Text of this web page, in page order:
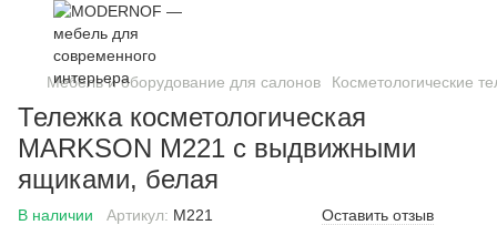
Мебель и оборудование для салонов Косметологические
Тележка косметологическая
MARKSON М221 с выдвижными
ящиками, белая
В наличии Артикул: М221 Оставить отзыв